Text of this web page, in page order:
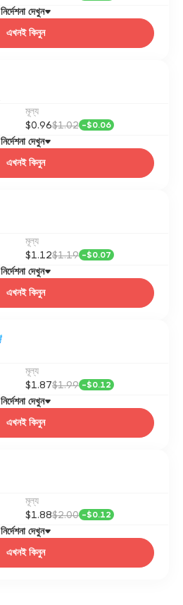
এখনই কিনুন
নির্দেশনা দেখুন
মূল্য
$0.96$1.02 -$0.06
এখনই কিনুন
নির্দেশনা দেখুন
মূল্য
$1.12$1.19 -$0.07
এখনই কিনুন
নির্দেশনা দেখুন
মূল্য
$1.87$1.99 -$0.12
এখনই কিনুন
নির্দেশনা দেখুন
মূল্য
$1.88$2.00 -$0.12
এখনই কিনুন
নির্দেশনা দেখুন